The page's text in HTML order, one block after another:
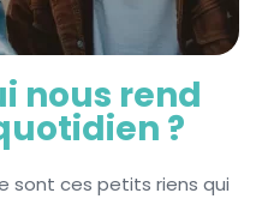
nous rend
?
sont ces petits riens qui